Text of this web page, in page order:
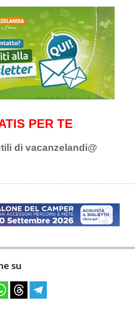
PER TE
di vacanzelandi@
su